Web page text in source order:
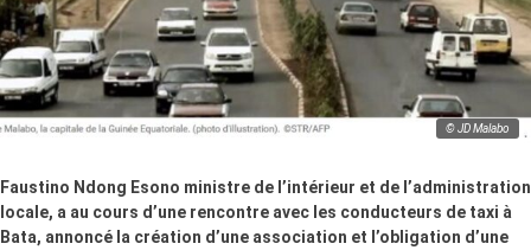
© JD Malabo
Faustino Ndong Esono ministre de l’intérieur et de l’administration
locale, a au cours d’une rencontre avec les conducteurs de taxi à
Bata, annoncé la création d’une association et l’obligation d’une